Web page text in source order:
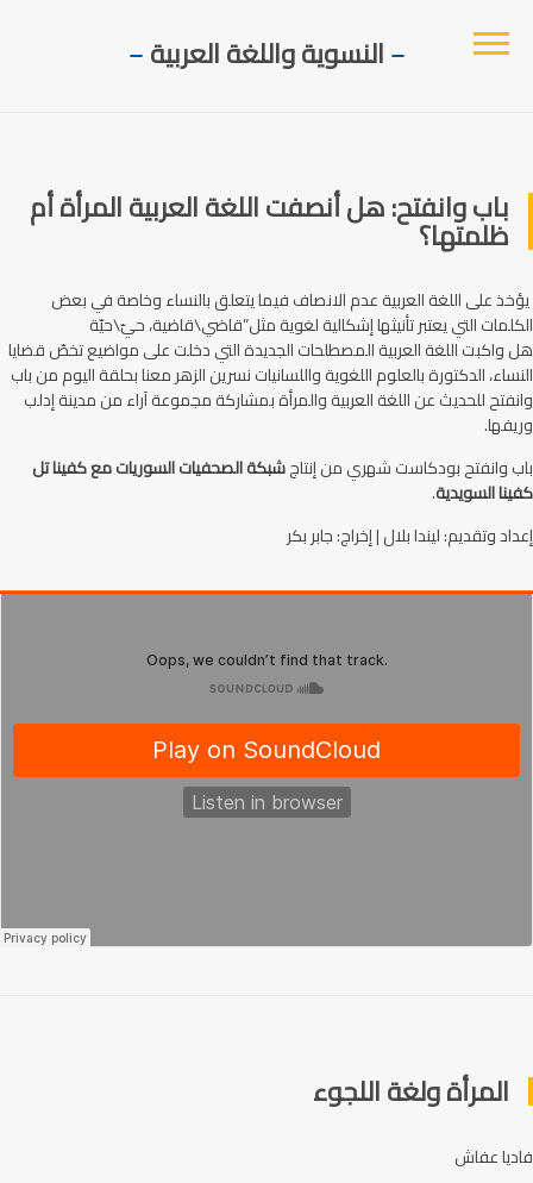
– النسوية واللغة العربية –
باب وانفتح: هل أنصفت اللغة العربية المرأة أم
ظلمتها؟
يؤخذ على اللغة العربية عدم الانصاف فيما يتعلق بالنساء وخاصة في بعض
الكلمات التي يعتبر تأنيثها إشكالية لغوية مثل”قاضي\قاضية، حيّ\حيّة
هل واكبت اللغة العربية المصطلحات الجديدة التي دخلت على مواضيع تخصّ قضايا
النساء، الدكتورة بالعلوم اللغوية واللسانيات نسرين الزهر معنا بحلقة اليوم من باب
وانفتح للحديث عن اللغة العربية والمرأة بمشاركة مجموعة آراء من مدينة إدلب
وريفها.
باب وانفتح بودكاست شهري من إنتاجشبكة الصحفيات السوريات مع كفينا تل
كفينا السويدية.
إعداد وتقديم: ليندا بلال | إخراج: جابر بكر
المرأة ولغة اللجوء
فاديا عفاش